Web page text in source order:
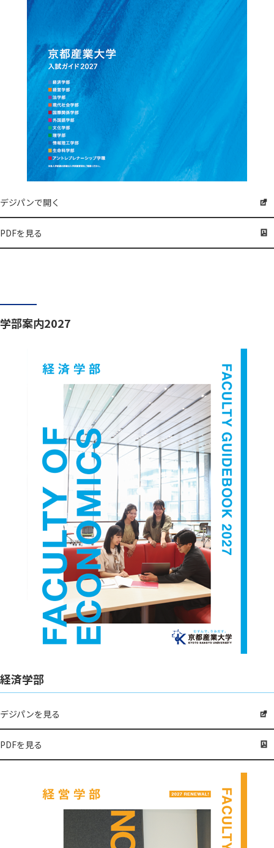
デジパンで開く
PDFを見る
学部案内2027
経済学部
デジパンを見る
PDFを見る